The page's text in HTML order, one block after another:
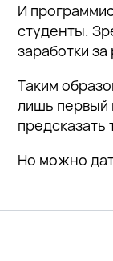
И
студенты.
заработки
Таким
лишь первый
предсказать
Но можно